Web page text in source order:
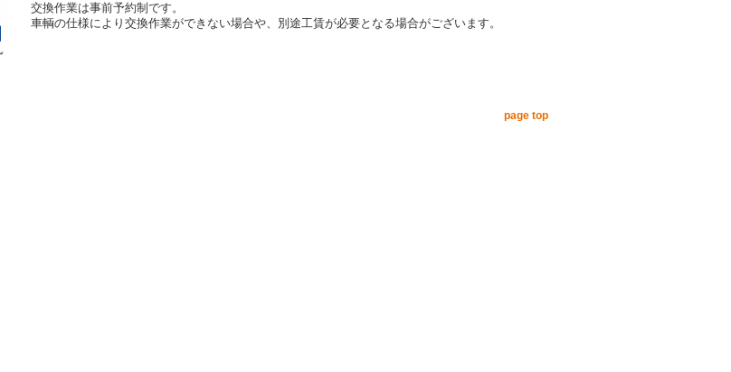
交換作業は事前予約制です。
車輌の仕様により交換作業ができない場合や、別途工賃が必要となる場合がございます。
page top